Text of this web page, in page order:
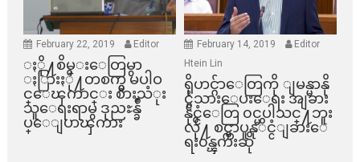
February 22, 2019 Editor
ႏို႔စိမ္းေတြမွာ
ႏြားႏို႔တစက္မွ မပါဝ
င္ေၾကာင္း စားသံုး
သူေရးရာမွ ဒုညႊန္ခ်ဳ
ပ္ေျပာၾကား
February 14, 2019
Editor
Htein Lin
ရိုဟင္ဂ်ာေတြကို ျမန္မာနို
င္ငံသားေပးေရး အျခား
နိုင္ငံေတြ ၀င္မပါသင္႔ဘူး
လို႔ စင္ကာပူနုိင္ငံျခားေ
ရး၀န္ၾကီးဆို